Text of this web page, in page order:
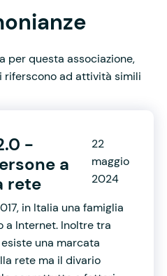
per questa associazione,
riferscono ad attività simili
-
a
rete
22
maggio
2024
in Italia una famiglia
a Internet. Inoltre tra
una marcata
rete ma il divario